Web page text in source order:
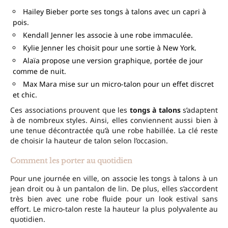
Hailey Bieber porte ses tongs à talons avec un capri à
pois.
Kendall Jenner les associe à une robe immaculée.
Kylie Jenner les choisit pour une sortie à New York.
Alaïa propose une version graphique, portée de jour
comme de nuit.
Max Mara mise sur un micro-talon pour un effet discret
et chic.
Ces associations prouvent que les tongs à talonss’adaptent
à de nombreux styles. Ainsi, elles conviennent aussi bien à
une tenue décontractée qu’à une robe habillée. La clé reste
de choisir la hauteur de talon selon l’occasion.
Comment les porter au quotidien
Pour une journée en ville, on associe les tongs à talons à un
jean droit ou à un pantalon de lin. De plus, elles s’accordent
très bien avec une robe fluide pour un look estival sans
effort. Le micro-talon reste la hauteur la plus polyvalente au
quotidien.